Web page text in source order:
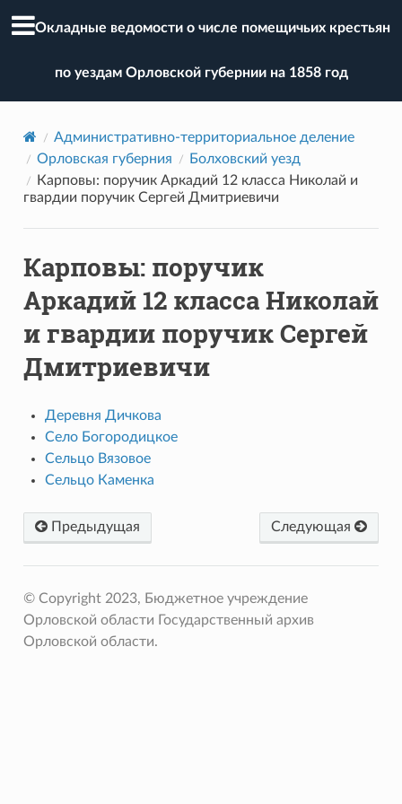
Окладные ведомости о числе помещичьих крестьян
по уездам Орловской губернии на 1858 год
Административно-территориальное деление
Орловская губерния
Болховский уезд
Карповы: поручик Аркадий 12 класса Николай и
гвардии поручик Сергей Дмитриевичи
Карповы: поручик
Аркадий 12 класса Николай
и гвардии поручик Сергей
Дмитриевичи
Деревня Дичкова
Село Богородицкое
Сельцо Вязовое
Сельцо Каменка
Предыдущая Следующая
© Copyright 2023, Бюджетное учреждение
Орловской области Государственный архив
Орловской области.